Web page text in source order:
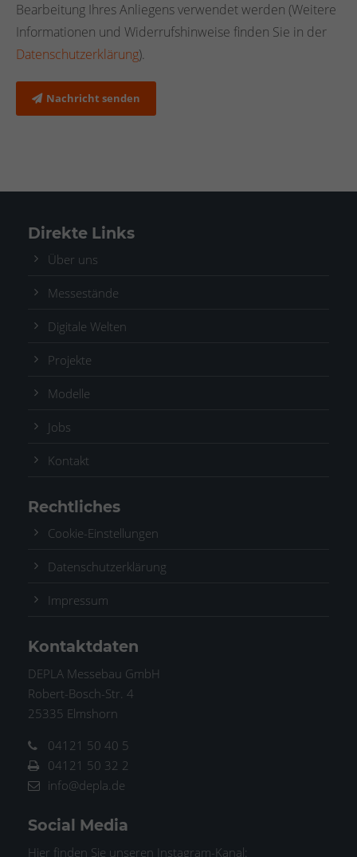
Bearbeitung Ihres Anliegens verwendet werden (Weitere
Informationen und Widerrufshinweise finden Sie in der
Datenschutzerklärung).
Nachricht senden
Direkte Links
Über uns
Messestände
Digitale Welten
Projekte
Modelle
Jobs
Kontakt
Rechtliches
Cookie-Einstellungen
Datenschutzerklärung
Impressum
Kontaktdaten
DEPLA Messebau GmbH
Robert-Bosch-Str. 4
25335 Elmshorn
04121 50 40 5
04121 50 32 2
info@depla.de
Social Media
Hier finden Sie unseren Instagram-Kanal: